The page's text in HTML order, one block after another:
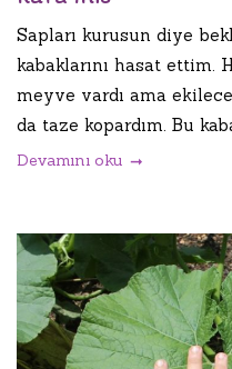
Sapları kurusun diye
kabaklarını hasat
meyve vardı ama
da taze kopardım. Bu
Devamını oku